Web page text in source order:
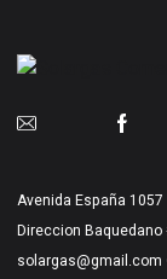
Avenida España 1057
Direccion Baquedano
solargas@gmail.com